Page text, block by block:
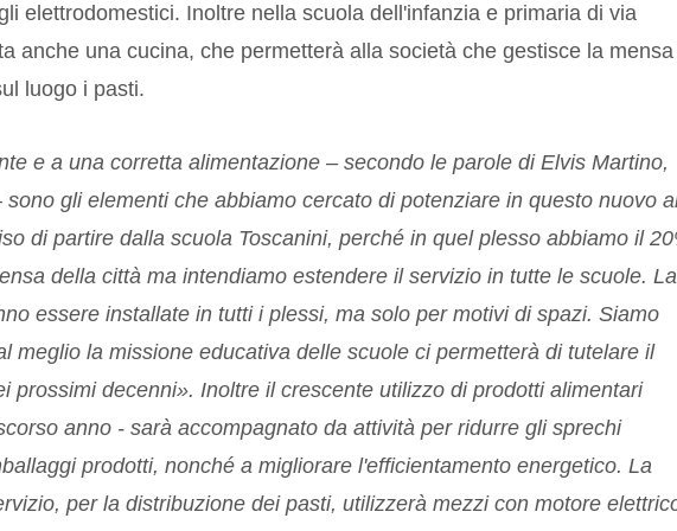
elettrodomestici. Inoltre nella scuola dell'infanzia e primaria di via
anche una cucina, che permetterà alla società che gestisce la mensa
luogo i pasti.
e a una corretta alimentazione – secondo le parole di Elvis Martino,
sono gli elementi che abbiamo cercato di potenziare in questo nuovo
di partire dalla scuola Toscanini, perché in quel plesso abbiamo il
della città ma intendiamo estendere il servizio in tutte le scuole. La
essere installate in tutti i plessi, ma solo per motivi di spazi. Siamo
meglio la missione educativa delle scuole ci permetterà di tutelare il
prossimi decenni». Inoltre il crescente utilizzo di prodotti alimentari
anno - sarà accompagnato da attività per ridurre gli sprechi
prodotti, nonché a migliorare l'efficientamento energetico. La
per la distribuzione dei pasti, utilizzerà mezzi con motore